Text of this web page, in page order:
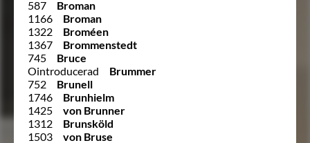
587
Broman
1166
Broman
1322
Broméen
1367
Brommenstedt
745
Bruce
Ointroducerad
Brummer
752
Brunell
1746
Brunhielm
1425
von Brunner
1312
Brunsköld
1503
von Bruse